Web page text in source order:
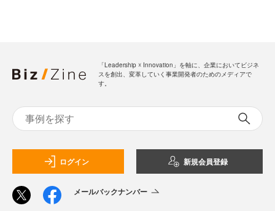
「Leadership ☓ Innovation」を軸に、企業においてビジネ
スを創出、変革していく事業開発者のためのメディアで
す。
ログイン 新規会員登録
メールバックナンバー